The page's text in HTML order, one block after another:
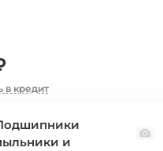
кредит
и